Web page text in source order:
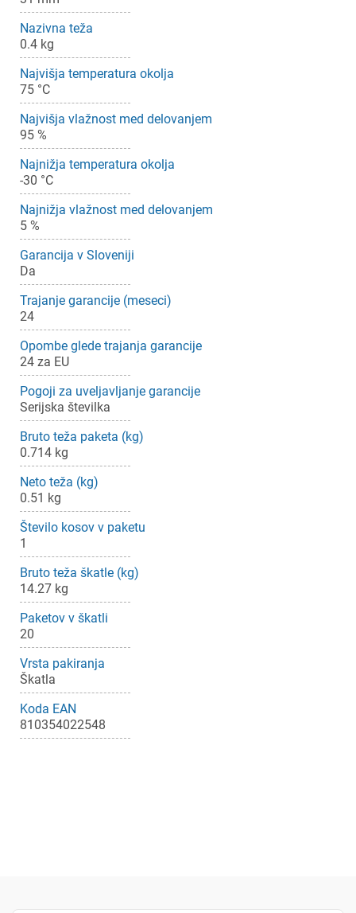
Nazivna teža
0.4 kg
Najvišja temperatura okolja
75 °C
Najvišja vlažnost med delovanjem
95 %
Najnižja temperatura okolja
-30 °C
Najnižja vlažnost med delovanjem
5 %
Garancija v Sloveniji
Da
Trajanje garancije (meseci)
24
Opombe glede trajanja garancije
24 za EU
Pogoji za uveljavljanje garancije
Serijska številka
Bruto teža paketa (kg)
0.714 kg
Neto teža (kg)
0.51 kg
Število kosov v paketu
1
Bruto teža škatle (kg)
14.27 kg
Paketov v škatli
20
Vrsta pakiranja
Škatla
Koda EAN
810354022548
Prijava
Za dodajanje na seznam želja morate biti prijavljeni.
Prekliči